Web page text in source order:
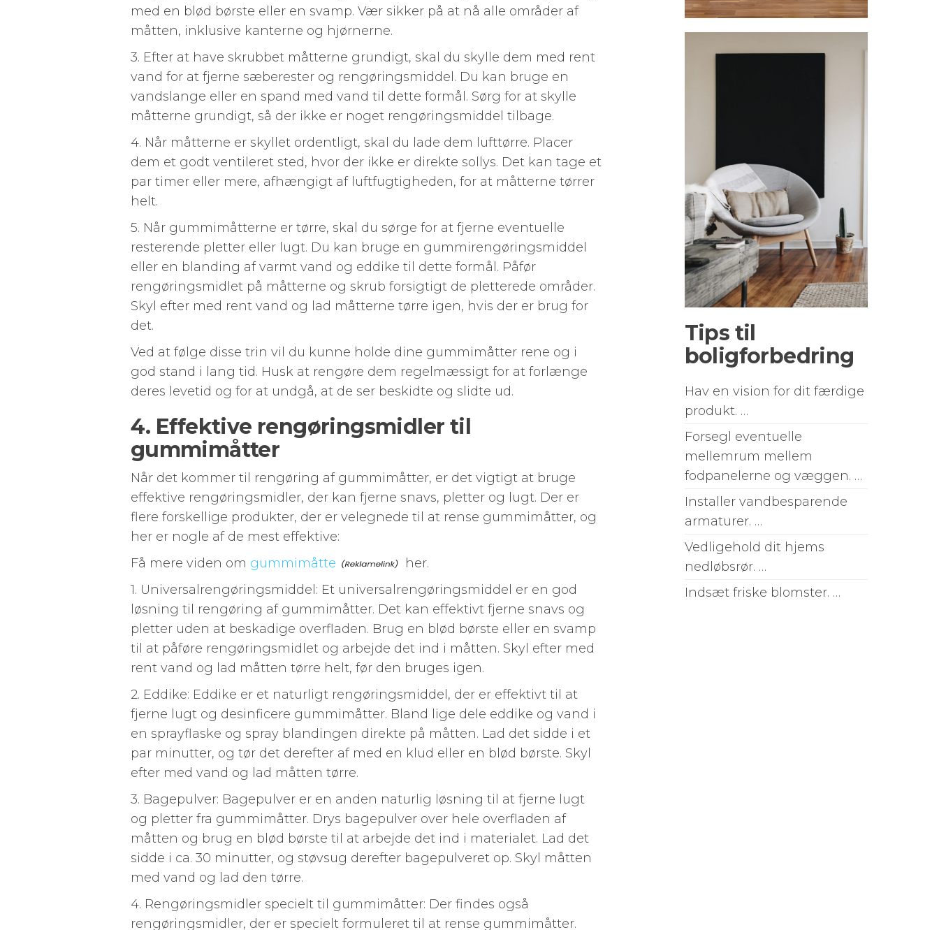
med en blød børste eller en svamp. Vær sikker på at nå alle områder af
måtten, inklusive kanterne og hjørnerne.
3. Efter at have skrubbet måtterne grundigt, skal du skylle dem med rent
vand for at fjerne sæberester og rengøringsmiddel. Du kan bruge en
vandslange eller en spand med vand til dette formål. Sørg for at skylle
måtterne grundigt, så der ikke er noget rengøringsmiddel tilbage.
4. Når måtterne er skyllet ordentligt, skal du lade dem lufttørre. Placer
dem et godt ventileret sted, hvor der ikke er direkte sollys. Det kan tage et
par timer eller mere, afhængigt af luftfugtigheden, for at måtterne tørrer
helt.
5. Når gummimåtterne er tørre, skal du sørge for at fjerne eventuelle
resterende pletter eller lugt. Du kan bruge en gummirengøringsmiddel
eller en blanding af varmt vand og eddike til dette formål. Påfør
rengøringsmidlet på måtterne og skrub forsigtigt de pletterede områder.
Skyl efter med rent vand og lad måtterne tørre igen, hvis der er brug for
det.
Ved at følge disse trin vil du kunne holde dine gummimåtter rene og i
god stand i lang tid. Husk at rengøre dem regelmæssigt for at forlænge
deres levetid og for at undgå, at de ser beskidte og slidte ud.
4. Effektive rengøringsmidler til
gummimåtter
Når det kommer til rengøring af gummimåtter, er det vigtigt at bruge
effektive rengøringsmidler, der kan fjerne snavs, pletter og lugt. Der er
flere forskellige produkter, der er velegnede til at rense gummimåtter, og
her er nogle af de mest effektive:
Få mere viden om gummimåtte
her.
1. Universalrengøringsmiddel: Et universalrengøringsmiddel er en god
løsning til rengøring af gummimåtter. Det kan effektivt fjerne snavs og
pletter uden at beskadige overfladen. Brug en blød børste eller en svamp
til at påføre rengøringsmidlet og arbejde det ind i måtten. Skyl efter med
rent vand og lad måtten tørre helt, før den bruges igen.
2. Eddike: Eddike er et naturligt rengøringsmiddel, der er effektivt til at
fjerne lugt og desinficere gummimåtter. Bland lige dele eddike og vand i
en sprayflaske og spray blandingen direkte på måtten. Lad det sidde i et
par minutter, og tør det derefter af med en klud eller en blød børste. Skyl
efter med vand og lad måtten tørre.
3. Bagepulver: Bagepulver er en anden naturlig løsning til at fjerne lugt
og pletter fra gummimåtter. Drys bagepulver over hele overfladen af
måtten og brug en blød børste til at arbejde det ind i materialet. Lad det
sidde i ca. 30 minutter, og støvsug derefter bagepulveret op. Skyl måtten
med vand og lad den tørre.
4. Rengøringsmidler specielt til gummimåtter: Der findes også
rengøringsmidler, der er specielt formuleret til at rense gummimåtter.
Tips til
boligforbedring
Hav en vision for dit færdige
produkt. …
Forsegl eventuelle
mellemrum mellem
fodpanelerne og væggen. …
Installer vandbesparende
armaturer. …
Vedligehold dit hjems
nedløbsrør. …
Indsæt friske blomster. …